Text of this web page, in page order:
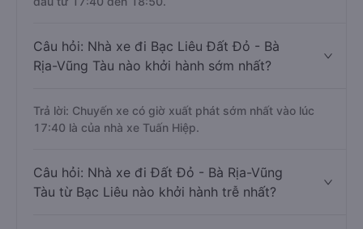
Câu hỏi: Nhà xe đi Bạc Liêu Đất Đỏ - Bà
Rịa-Vũng Tàu nào khởi hành sớm nhất?
Trả lời: Chuyến xe có giờ xuất phát sớm nhất vào lúc
17:40 là của nhà xe Tuấn Hiệp.
Câu hỏi: Nhà xe đi Đất Đỏ - Bà Rịa-Vũng
Tàu từ Bạc Liêu nào khởi hành trễ nhất?